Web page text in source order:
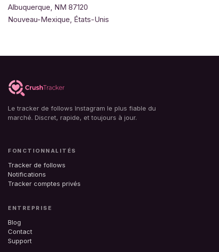
Albuquerque, NM 87120
Nouveau-Mexique, États-Unis
Le tracker de follows Instagram le plus fiable du
marché. Discret, rapide, et toujours à jour.
FONCTIONNALITÉS
Tracker de follows
Notifications
Tracker comptes privés
ENTREPRISE
Blog
Contact
Support